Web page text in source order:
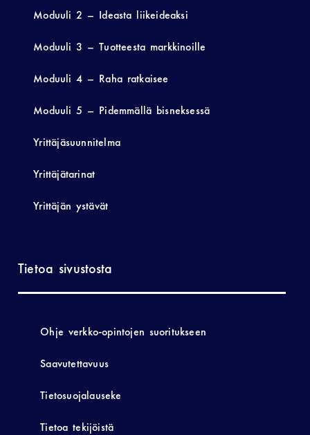
Moduuli 2 – Ideasta liikeideaksi
Moduuli 3 – Tuotteesta markkinoille
Moduuli 4 – Raha ratkaisee
Moduuli 5 – Pidemmällä bisneksessä
Yrittäjäsuunnitelma
Yrittäjätarinat
Yrittäjän ystävät
Tietoa sivustosta
Ohje verkko-opintojen suoritukseen
Saavutettavuus
Tietosuojalauseke
Tietoa tekijöistä